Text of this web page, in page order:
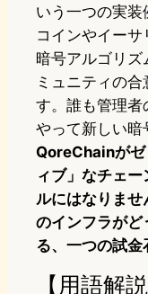
いう一つの実装
コインやイーサ
暗号アルゴリズ
ミュニティの
す。誰も管理者
やって新しい暗
QoreChainがゼ
ィブ」なチェ
ルにはなりませ
のインフラがど
る、一つの試金
【用語解説